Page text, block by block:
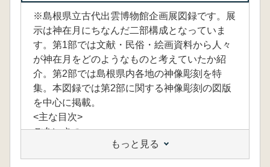
※島根県立古代出雲博物館企画展図録です。展
示は神在月にちなんだ二部構成となっていま
す。第1部では文献・民俗・絵画資料から人々
が神在月をどのようなものと考えていたか紹
介。第2部では島根県内各地の神像彫刻を特
集。本図録では第2部に関する神像彫刻の図版
を中心に掲載。
<主な目次>
ごあいさつ
ふしぎな神像 島根の神像彫刻を紹介する前に
もっと見る